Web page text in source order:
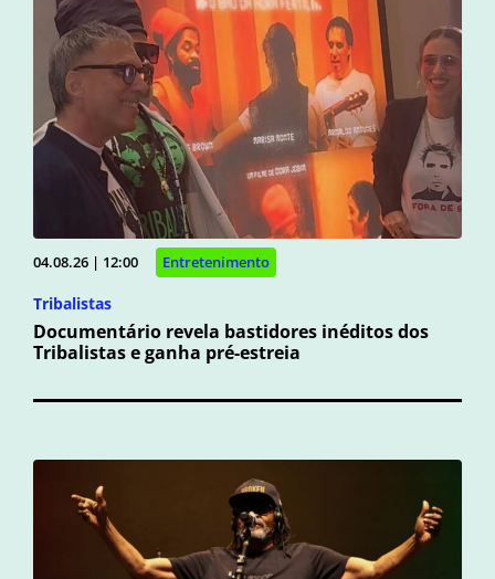
04.08.26 | 12:00 Entretenimento
Tribalistas
Documentário revela bastidores inéditos dos
Tribalistas e ganha pré-estreia